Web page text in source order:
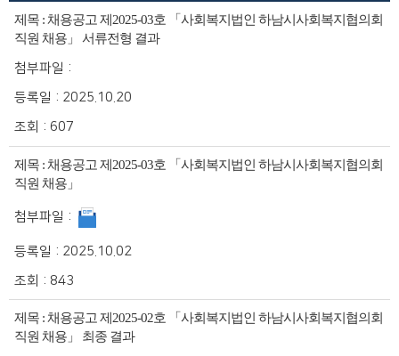
제목 :채용공고 제2025-03호 「사회복지법인 하남시사회복지협의회
직원 채용」 서류전형 결과
첨부파일 :
등록일 : 2025.10.20
조회 : 607
제목 : 채용공고 제2025-03호 「사회복지법인 하남시사회복지협의회
직원 채용」
첨부파일 :
등록일 : 2025.10.02
조회 : 843
제목 :채용공고 제2025-02호 「사회복지법인 하남시사회복지협의회
직원 채용」 최종 결과